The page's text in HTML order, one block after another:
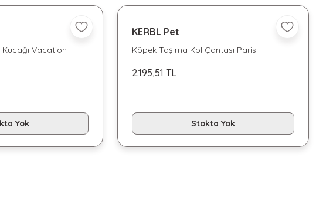
Vacation
Yok
KERBL Pet
Köpek Taşıma Kol Çantası Paris
2.195,51 TL
Stokta Yok